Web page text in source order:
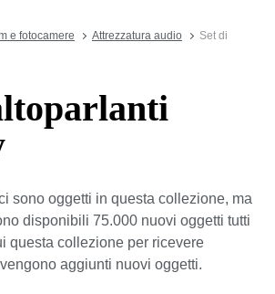
e fotocamere Attrezzatura audio
Set di
sono oggetti in questa collezione, ma
disponibili 75.000 nuovi oggetti tutti
questa collezione per ricevere
aggiunti nuovi oggetti.